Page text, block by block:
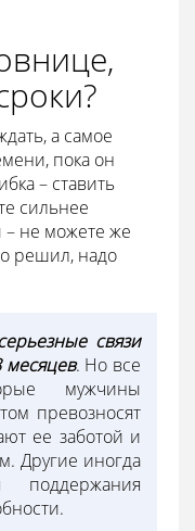
а самое
пока он
– ставить
сильнее
– не можете же
решил, надо
связи
месяцев. Но все
мужчины
превозносят
ее заботой и
Другие иногда